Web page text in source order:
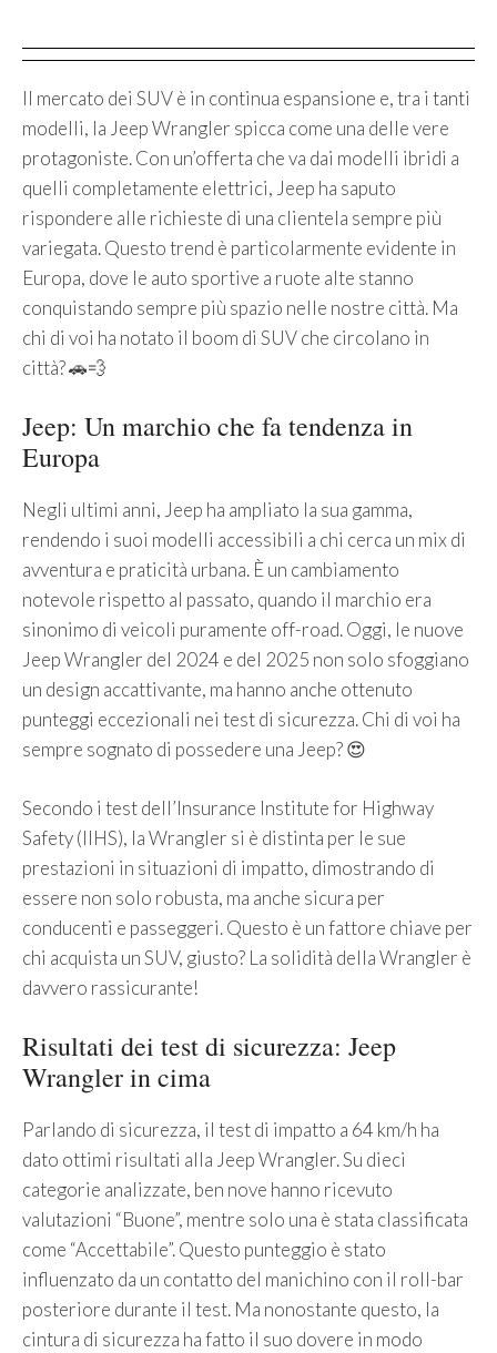
Il mercato dei SUV è in continua espansione e, tra i tanti
modelli, la Jeep Wrangler spicca come una delle vere
protagoniste. Con un’offerta che va dai modelli ibridi a
quelli completamente elettrici, Jeep ha saputo
rispondere alle richieste di una clientela sempre più
variegata. Questo trend è particolarmente evidente in
Europa, dove le auto sportive a ruote alte stanno
conquistando sempre più spazio nelle nostre città. Ma
chi di voi ha notato il boom di SUV che circolano in
città? 🚗💨
Jeep: Un marchio che fa tendenza in
Europa
Negli ultimi anni, Jeep ha ampliato la sua gamma,
rendendo i suoi modelli accessibili a chi cerca un mix di
avventura e praticità urbana. È un cambiamento
notevole rispetto al passato, quando il marchio era
sinonimo di veicoli puramente off-road. Oggi, le nuove
Jeep Wrangler del 2024 e del 2025 non solo sfoggiano
un design accattivante, ma hanno anche ottenuto
punteggi eccezionali nei test di sicurezza. Chi di voi ha
sempre sognato di possedere una Jeep? 😍
Secondo i test dell’Insurance Institute for Highway
Safety (IIHS), la Wrangler si è distinta per le sue
prestazioni in situazioni di impatto, dimostrando di
essere non solo robusta, ma anche sicura per
conducenti e passeggeri. Questo è un fattore chiave per
chi acquista un SUV, giusto? La solidità della Wrangler è
davvero rassicurante!
Risultati dei test di sicurezza: Jeep
Wrangler in cima
Parlando di sicurezza, il test di impatto a 64 km/h ha
dato ottimi risultati alla Jeep Wrangler. Su dieci
categorie analizzate, ben nove hanno ricevuto
valutazioni “Buone”, mentre solo una è stata classificata
come “Accettabile”. Questo punteggio è stato
influenzato da un contatto del manichino con il roll-bar
posteriore durante il test. Ma nonostante questo, la
cintura di sicurezza ha fatto il suo dovere in modo